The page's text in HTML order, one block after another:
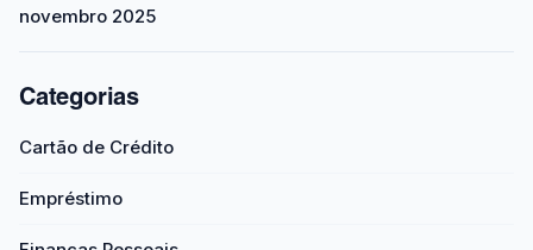
novembro 2025
Categorias
Cartão de Crédito
Empréstimo